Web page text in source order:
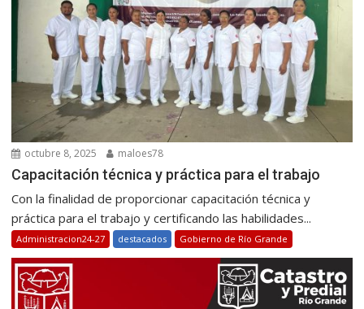
octubre 8, 2025 maloes78
Capacitación técnica y práctica para el trabajo
Con la finalidad de proporcionar capacitación técnica y
práctica para el trabajo y certificando las habilidades...
Administracion24-27 destacados Gobierno de Río Grande